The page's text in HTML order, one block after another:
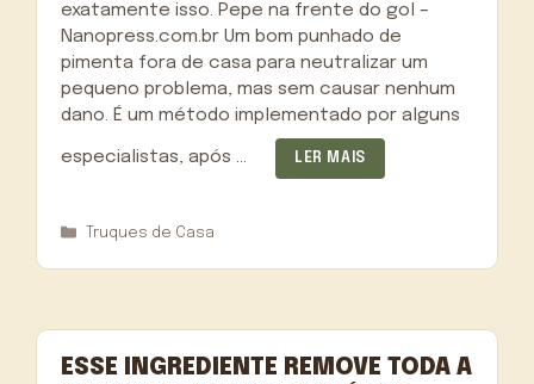
exatamente isso. Pepe na frente do gol –
Nanopress.com.br Um bom punhado de
pimenta fora de casa para neutralizar um
pequeno problema, mas sem causar nenhum
dano. É um método implementado por alguns
especialistas, após … LER MAIS
Categorias
Truques de Casa
ESSE INGREDIENTE REMOVE TODA A